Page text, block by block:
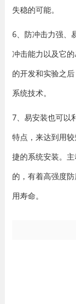
失稳的可能。
6、防冲击力强、
冲击能力以及它
的开发和实验之
系统技术。
7、易安装也可以
特点，来达到用
捷的系统安装。
的，有着高强度
用寿命。